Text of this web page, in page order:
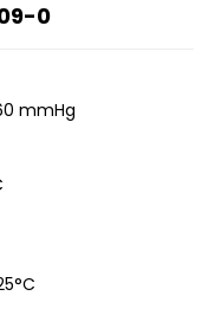
0
mmHg